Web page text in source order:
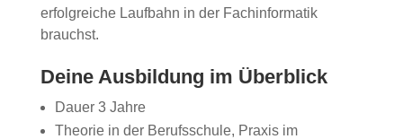
erfolgreiche Laufbahn in der Fachinformatik
brauchst.
Deine Ausbildung im Überblick
Dauer 3 Jahre
Theorie in der Berufsschule, Praxis im